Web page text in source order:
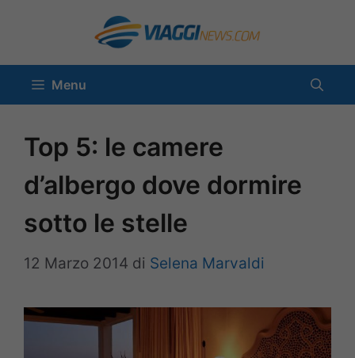
contenuto
Menu
Top 5: le camere
d’albergo dove dormire
sotto le stelle
12 Marzo 2014 di Selena Marvaldi